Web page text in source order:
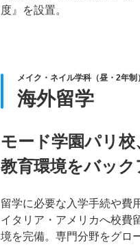
度』を設置。
メイク・ネイル学科（昼・2年制
海外留学
モード学園パリ
教育環境をバッ
留学に必要な入学手続や費
イタリア・アメリカへ校費
境を完備。専門分野をグロ